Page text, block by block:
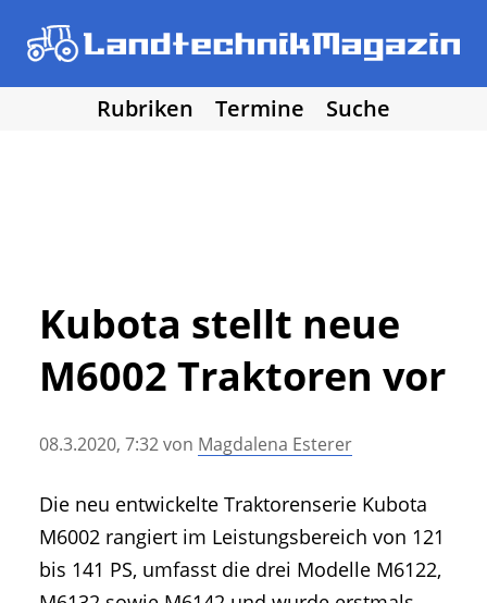
Rubriken Termine
Suche
• Hof- und Stalltechnik
• Forst, Garten und Kommune
• NawaRo und erneuerbare Energie
• Landtechnik allgemein
• Geschichte und Geschichten
• Messen und Veranstaltungen
• Mitteilung der Redaktion
Kubota stellt neue
M6002 Traktoren vor
08.3.2020, 7:32von Magdalena Esterer
Die neu entwickelte Traktorenserie Kubota
M6002 rangiert im Leistungsbereich von 121
bis 141 PS, umfasst die drei Modelle M6122,